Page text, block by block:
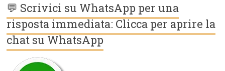
💬 Scrivici su WhatsApp per una
risposta immediata: Clicca per aprire la
chat su WhatsApp